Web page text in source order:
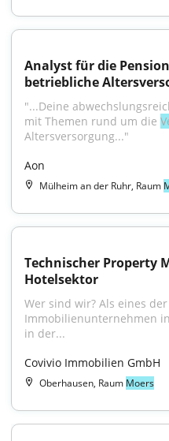
Analyst für die
betriebliche
"...Deine
mit Themen rund um die
Altersversorgung..."
Aon
Mülheim an der Ruhr, Raum
Technischer Property
Hotelsektor
Wer sind wir? Als eines
Immobilienunternehmen
in der...
Covivio Immobilien GmbH
Oberhausen, Raum Moers